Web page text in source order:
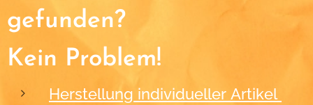
gefunden?
Kein Problem!
Herstellung individueller Artikel